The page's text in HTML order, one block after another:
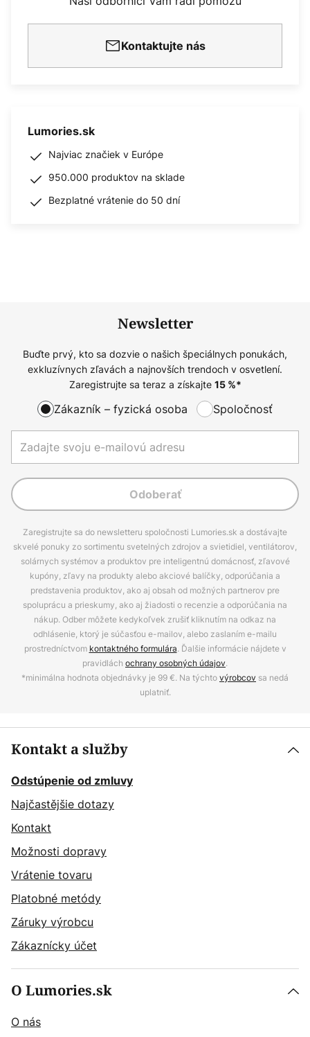
Kontaktujte nás
Lumories.sk
Najviac značiek v Európe
950.000 produktov na sklade
Bezplatné vrátenie do 50 dní
Newsletter
Buďte prvý, kto sa dozvie o našich špeciálnych ponukách,
exkluzívnych zľavách a najnovších trendoch v osvetlení.
Zaregistrujte sa teraz a získajte 15%*
Zákazník – fyzická osoba Spoločnosť
Odoberať
Zaregistrujte sa do newsletteru spoločnosti Lumories.sk a dostávajte
skvelé ponuky zo sortimentu svetelných zdrojov a svietidiel, ventilátorov,
solárnych systémov a produktov pre inteligentnú domácnosť, zľavové
kupóny, zľavy na produkty alebo akciové balíčky, odporúčania a
predstavenia produktov, ako aj obsah od možných partnerov pre
spoluprácu a prieskumy, ako aj žiadosti o recenzie a odporúčania na
nákup. Odber môžete kedykoľvek zrušiť kliknutím na odkaz na
odhlásenie, ktorý je súčasťou e-mailov, alebo zaslaním e-mailu
prostredníctvom kontaktného formulára. Ďalšie informácie nájdete v
pravidlách ochrany osobných údajov.
*minimálna hodnota objednávky je 99 €. Na týchtovýrobcov sa nedá
uplatniť.
Kontakt a služby
Odstúpenie od zmluvy
Najčastějšie dotazy
Kontakt
Možnosti dopravy
Vrátenie tovaru
Platobné metódy
Záruky výrobcu
Zákaznícky účet
O Lumories.sk
O nás